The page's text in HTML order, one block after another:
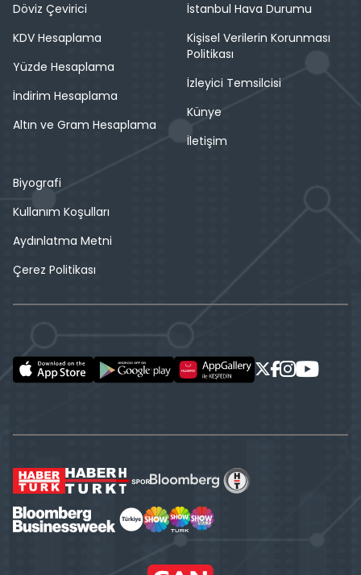
Döviz Çevirici
KDV Hesaplama
Yüzde Hesaplama
İndirim Hesaplama
Altın ve Gram Hesaplama
İstanbul Hava Durumu
Kişisel Verilerin Korunması
Politikası
İzleyici Temsilcisi
Künye
İletişim
Biyografi
Kullanım Koşulları
Aydınlatma Metni
Çerez Politikası